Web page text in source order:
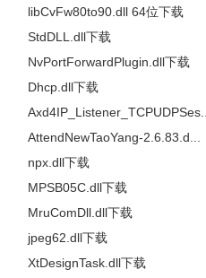
libCvFw80to90.dll 64位下载
StdDLL.dll下载
NvPortForwardPlugin.dll下载
Dhcp.dll下载
Axd4IP_Listener_TCPUDPSes...
AttendNewTaoYang-2.6.83.d...
npx.dll下载
MPSB05C.dll下载
MruComDll.dll下载
jpeg62.dll下载
XtDesignTask.dll下载